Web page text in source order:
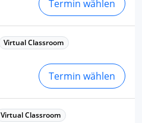
Termin wählen
Virtual Classroom
Termin wählen
Virtual Classroom